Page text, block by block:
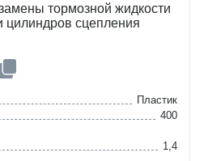
тормозной жидкости
цилиндров сцепления
Пластик
400
1,4